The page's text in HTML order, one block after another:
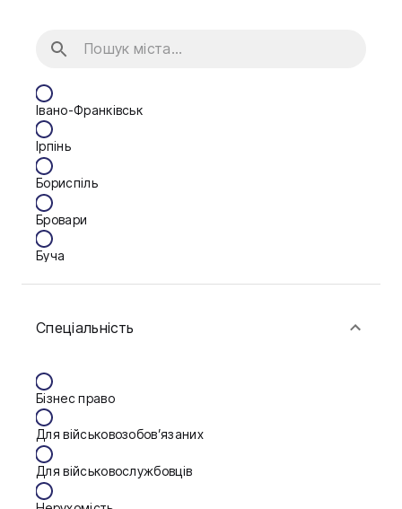
Івано-Франківськ
Ірпінь
Бориспіль
Бровари
Буча
Васильків
Дніпро
Запоріжжя
Калуш
Спеціальність
Бізнес право
Для військовозобов’язаних
Для військовослужбовців